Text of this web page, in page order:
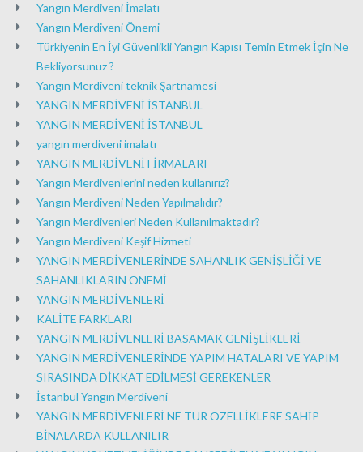
Yangın Merdiveni İmalatı
Yangın Merdiveni Önemi
Türkiyenin En İyi Güvenlikli Yangın Kapısı Temin Etmek İçin Ne
Bekliyorsunuz ?
Yangın Merdiveni teknik Şartnamesi
YANGIN MERDİVENİ İSTANBUL
YANGIN MERDİVENİ İSTANBUL
yangın merdiveni imalatı
YANGIN MERDİVENİ FİRMALARI
Yangın Merdivenlerini neden kullanırız?
Yangın Merdiveni Neden Yapılmalıdır?
Yangın Merdivenleri Neden Kullanılmaktadır?
Yangın Merdiveni Keşif Hizmeti
YANGIN MERDİVENLERİNDE SAHANLIK GENİŞLİĞİ VE
SAHANLIKLARIN ÖNEMİ
YANGIN MERDİVENLERİ
KALİTE FARKLARI
YANGIN MERDİVENLERİ BASAMAK GENİŞLİKLERİ
YANGIN MERDİVENLERİNDE YAPIM HATALARI VE YAPIM
SIRASINDA DİKKAT EDİLMESİ GEREKENLER
İstanbul Yangın Merdiveni
YANGIN MERDİVENLERİ NE TÜR ÖZELLİKLERE SAHİP
BİNALARDA KULLANILIR